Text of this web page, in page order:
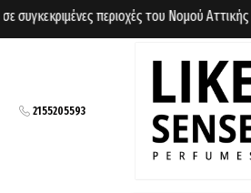
περιοχές του Νομού Αττικής
2155205593